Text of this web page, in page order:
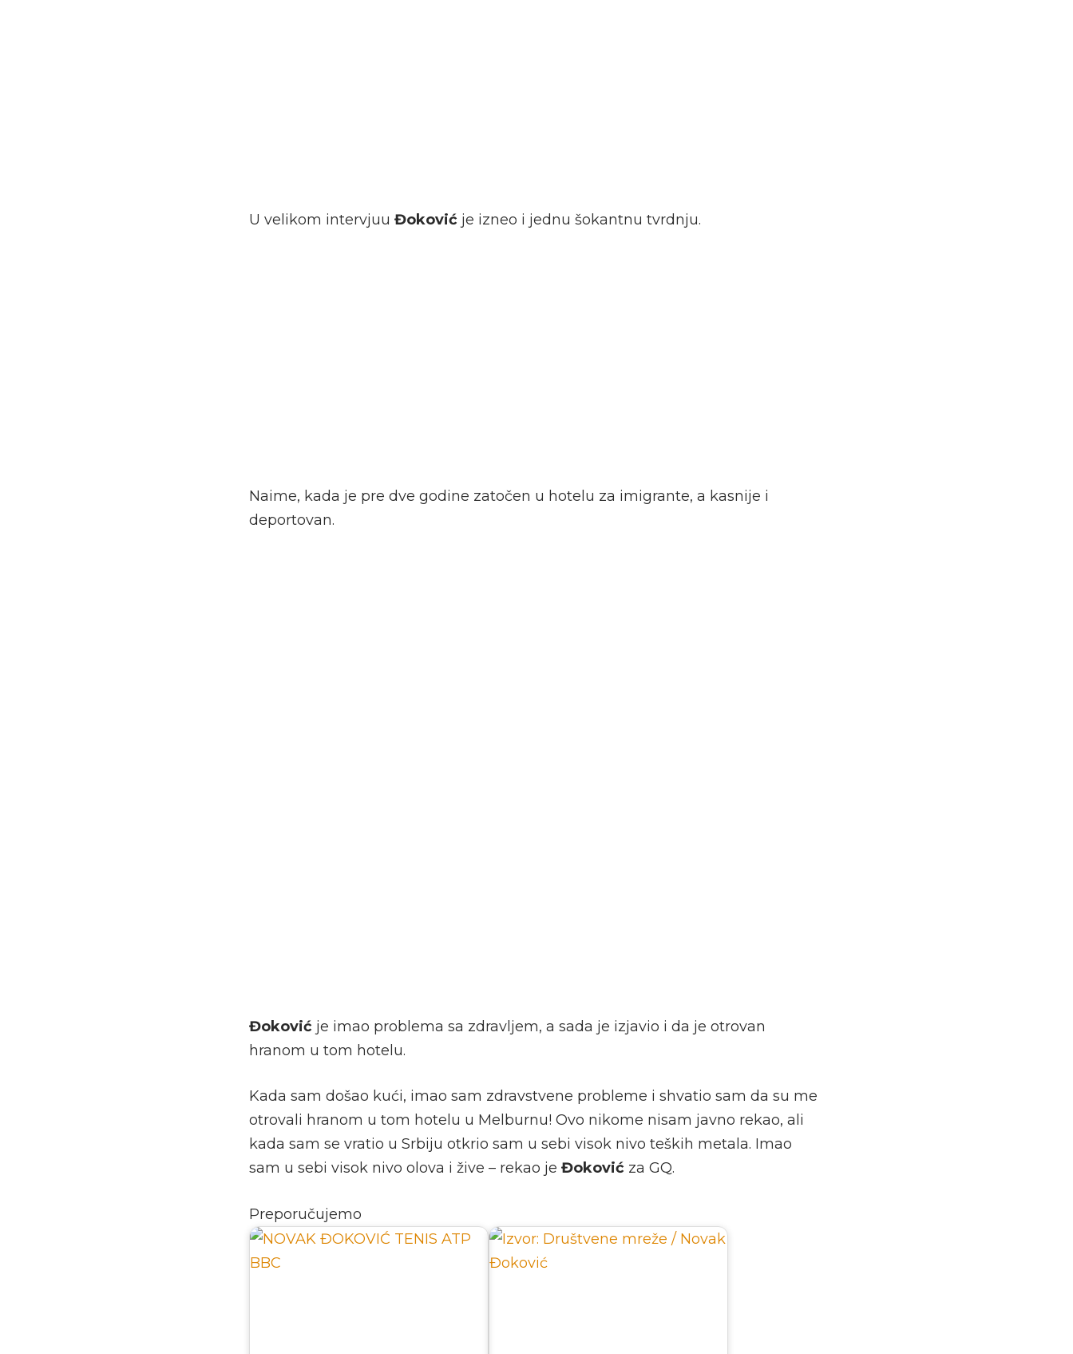
U velikom intervjuu Đoković je izneo i jednu šokantnu tvrdnju.
Naime, kada je pre dve godine zatočen u hotelu za imigrante, a kasnije i
deportovan.
Đoković je imao problema sa zdravljem, a sada je izjavio i da je otrovan
hranom u tom hotelu.
Kada sam došao kući, imao sam zdravstvene probleme i shvatio sam da su me
otrovali hranom u tom hotelu u Melburnu! Ovo nikome nisam javno rekao, ali
kada sam se vratio u Srbiju otkrio sam u sebi visok nivo teških metala. Imao
sam u sebi visok nivo olova i žive – rekao je Đoković za GQ.
Preporučujemo